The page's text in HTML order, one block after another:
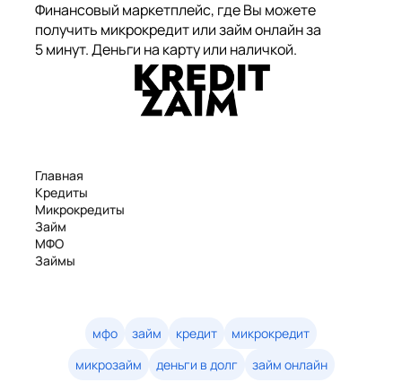
Финансовый маркетплейс, где Вы можете
получить микрокредит или займ онлайн за
5 минут. Деньги на карту или наличкой.
Главная
Кредиты
Микрокредиты
Займ
МФО
Займы
Займы онлайн
Денежные кредиты
мфо займ кредит
микрокредит
микрозайм
деньги в долг займ онлайн